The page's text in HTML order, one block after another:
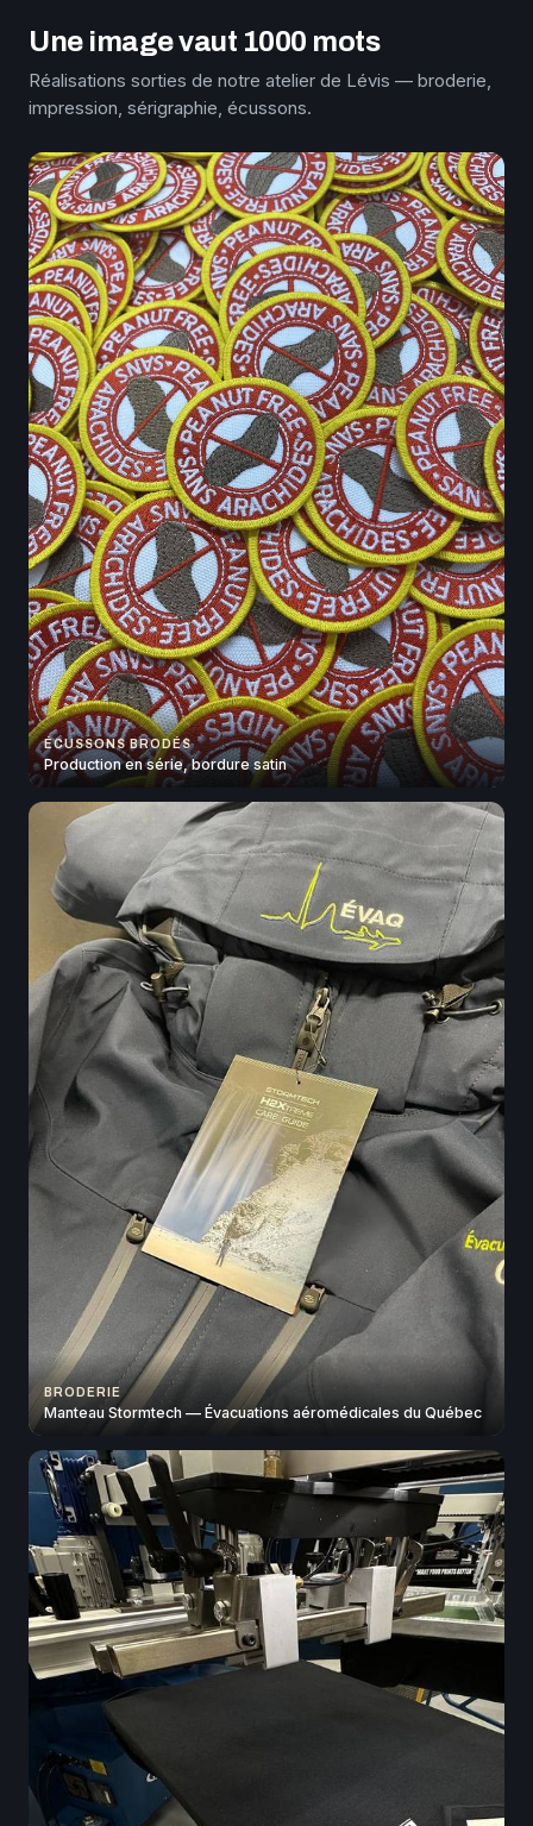
Une image vaut 1000 mots
Réalisations sorties de notre atelier de Lévis — broderie,
impression, sérigraphie, écussons.
ÉCUSSONS BRODÉS
Production en série, bordure satin
BRODERIE
Manteau Stormtech — Évacuations aéromédicales du Québec